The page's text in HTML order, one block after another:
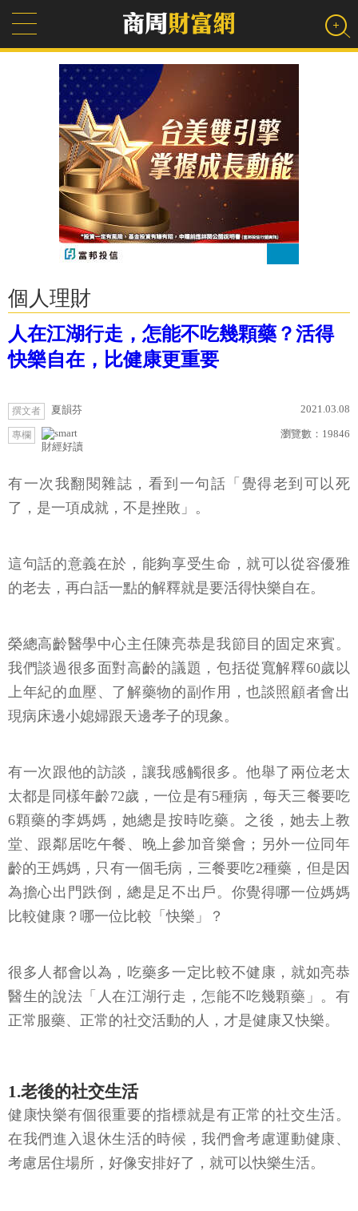
個人理財
人在江湖行走，怎能不吃幾顆藥？活得
快樂自在，比健康更重要
撰文者 夏韻芬 2021.03.08
專欄
財經好讀
瀏覽數： 19846
有一次我翻閱雜誌，看到一句話「覺得老到可以死
了，是一項成就，不是挫敗」。
這句話的意義在於，能夠享受生命，就可以從容優雅
的老去，再白話一點的解釋就是要活得快樂自在。
榮總高齡醫學中心主任陳亮恭是我節目的固定來賓。
我們談過很多面對高齡的議題，包括從寬解釋60歲以
上年紀的血壓、了解藥物的副作用，也談照顧者會出
現病床邊小媳婦跟天邊孝子的現象。
有一次跟他的訪談，讓我感觸很多。他舉了兩位老太
太都是同樣年齡72歲，一位是有5種病，每天三餐要吃
6顆藥的李媽媽，她總是按時吃藥。之後，她去上教
堂、跟鄰居吃午餐、晚上參加音樂會；另外一位同年
齡的王媽媽，只有一個毛病，三餐要吃2種藥，但是因
為擔心出門跌倒，總是足不出戶。你覺得哪一位媽媽
比較健康？哪一位比較「快樂」？
很多人都會以為，吃藥多一定比較不健康，就如亮恭
醫生的說法「人在江湖行走，怎能不吃幾顆藥」。有
正常服藥、正常的社交活動的人，才是健康又快樂。
1.老後的社交生活
健康快樂有個很重要的指標就是有正常的社交生活。
在我們進入退休生活的時候，我們會考慮運動健康、
考慮居住場所，好像安排好了，就可以快樂生活。